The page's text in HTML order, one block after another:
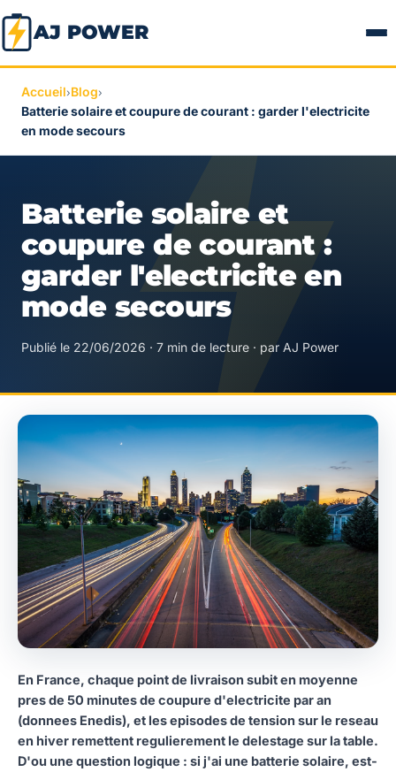
AJ POWER
Accueil›Blog›
Batterie solaire et coupure de courant : garder l'electricite
en mode secours
Batterie solaire et
coupure de courant :
garder l'electricite en
mode secours
Publié le 22/06/2026 · 7 min de lecture · par AJ Power
En France, chaque point de livraison subit en moyenne
pres de 50 minutes de coupure d'electricite par an
(donnees Enedis), et les episodes de tension sur le reseau
en hiver remettent regulierement le delestage sur la table.
D'ou une question logique : si j'ai une batterie solaire, est-